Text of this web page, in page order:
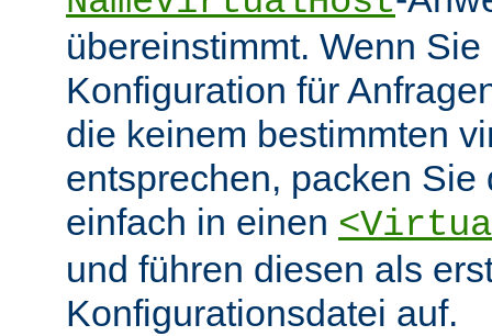
übereinstimmt. Wenn
Konfiguration für
die keinem bestimmten
entsprechen, packen
einfach in einen
und führen diesen als
Konfigurationsdatei auf.